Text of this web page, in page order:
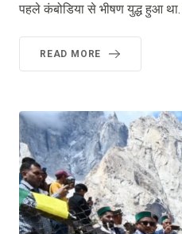
पहले कंबोडिया से भीषण युद्ध हुआ था.
READ MORE